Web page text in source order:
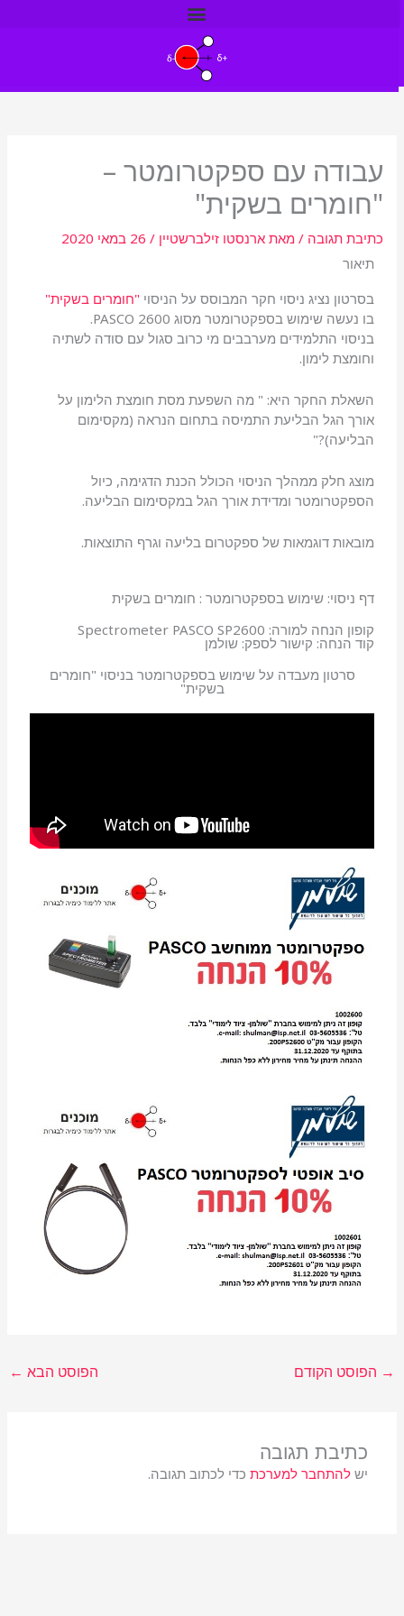
עבודה עם ספקטרומטר –
"חומרים בשקית"
כתיבת תגובה / מאת ארנסטו זילברשטיין / 26 במאי 2020
תיאור
בסרטון נציג ניסוי חקר המבוסס על הניסוי "חומרים בשקית"
בו נעשה שימוש בספקטרומטר מסוג PASCO 2600.
בניסוי התלמידים מערבבים מי כרוב סגול עם סודה לשתיה
וחומצת לימון.
השאלת החקר היא: " מה השפעת מסת חומצת הלימון על
אורך הגל הבליעת התמיסה בתחום הנראה (מקסימום
הבליעה)?"
מוצג חלק ממהלך הניסוי הכולל הכנת הדגימה, כיול
הספקטרומטר ומדידת אורך הגל במקסימום הבליעה.
מובאות דוגמאות של ספקטרום בליעה וגרף התוצאות.
דף ניסוי: שימוש בספקטרומטר : חומרים בשקית
קופון הנחה למורה: Spectrometer PASCO SP2600
קוד הנחה: קישור לספק: שולמן
סרטון מעבדה על שימוש בספקטרומטר בניסוי "חומרים
בשקית"
→ הפוסט הקודם הפוסט הבא ←
כתיבת תגובה
יש להתחבר למערכתכדי לכתוב תגובה.